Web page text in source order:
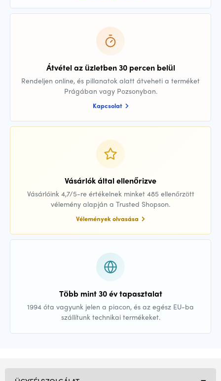
Átvétel az üzletben 30 percen belül
Rendeljen online, és pillanatok alatt átveheti a terméket
Prágában vagy Pozsonyban.
Kapcsolat
Vásárlók által ellenőrizve
Vásárlóink 4,7/5-re értékelnek minket 485 ellenőrzött
vélemény alapján a Trusted Shopson.
Vélemények olvasása
Több mint 30 év tapasztalat
1994 óta vagyunk jelen a piacon, és az egész EU-ba
szállítunk technikai termékeket.